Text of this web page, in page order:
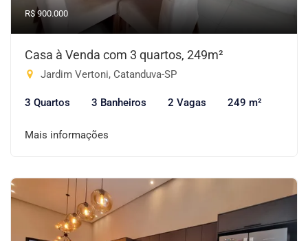
R$ 900.000
Casa à Venda com 3 quartos, 249m²
Jardim Vertoni, Catanduva-SP
3 Quartos 3 Banheiros 2 Vagas 249 m²
Mais informações